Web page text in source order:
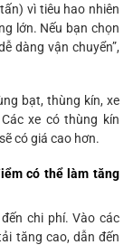
vì tiêu hao nhiên
lớn. Nếu bạn chọn
dàng vận chuyển”,
bạt, thùng kín, xe
xe có thùng kín
có giá cao hơn.
có thể làm tăng
chi phí. Vào các
tăng cao, dẫn đến